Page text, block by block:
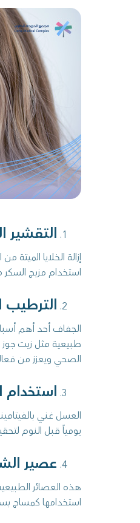
التقشير
إزالة الخلايا
استخدام مزيج
الترطيب
الجفاف أحد أهم
طبيعية مثل زيت جوز
الصحي ويعزز من
العسل غني
يومياً قبل النوم
عصير
هذه العصائر
استخدامها كمساج